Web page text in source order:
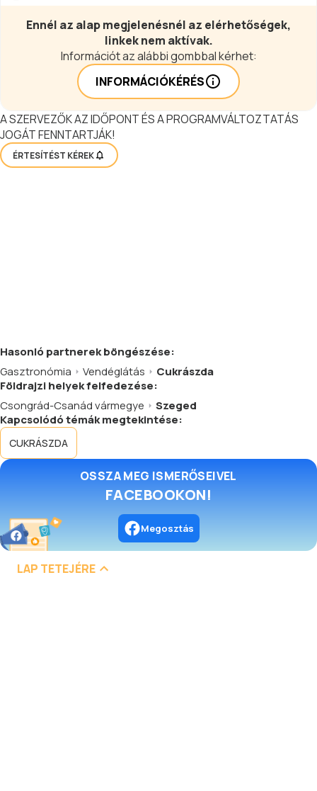
Ennél az alap megjelenésnél az elérhetőségek,
linkek nem aktívak.
Információt az alábbi gombbal kérhet:
INFORMÁCIÓKÉRÉS
A SZERVEZŐK AZ IDŐPONT ÉS A PROGRAMVÁLTOZTATÁS
JOGÁT FENNTARTJÁK!
ÉRTESÍTÉST KÉREK
Hasonló partnerekböngészése:
Gasztronómia
Vendéglátás
Cukrászda
Földrajzi helyek felfedezése:
Csongrád-Csanád vármegye
Szeged
Kapcsolódó témák megtekintése:
CUKRÁSZDA
OSSZA MEG ISMERŐSEIVEL
FACEBOOKON!
Megosztás
LAP TETEJÉRE